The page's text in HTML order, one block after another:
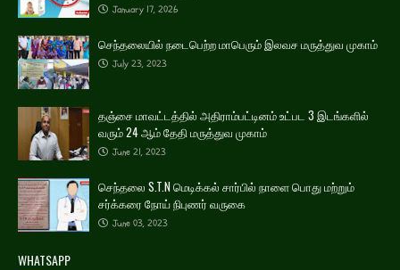
January 17, 2026
செந்தலையில் நடைபெற்ற மாபெரும் இலவச மருத்துவ முகாம்
July 23, 2023
தஞ்சை மாவட்டத்தில் அதிராம்பட்டினம் உட்பட 3 இடங்களில்
வரும் 24 ஆம் தேதி மருத்துவ முகாம்
June 21, 2023
செந்தலை S.T.N மெடிக்கல் சார்பில் நாளை பொது மற்றும்
சர்க்கரை நோய் நிபுணர் வருகை
June 03, 2023
WHATSAPP